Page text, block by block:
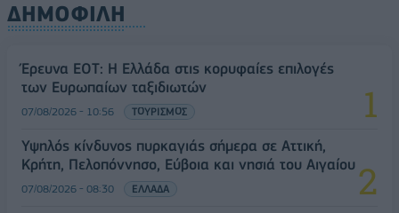
ΔΗΜΟΦΙΛΗ
Έρευνα ΕΟΤ: Η Ελλάδα στις κορυφαίες επιλογές
των Ευρωπαίων ταξιδιωτών
07/08/2026 - 10:56 ΤΟΥΡΙΣΜΟΣ
Υψηλός κίνδυνος πυρκαγιάς σήμερα σε Αττική,
Κρήτη, Πελοπόννησο, Εύβοια και νησιά του Αιγαίου
07/08/2026 - 08:30 ΕΛΛΑΔΑ